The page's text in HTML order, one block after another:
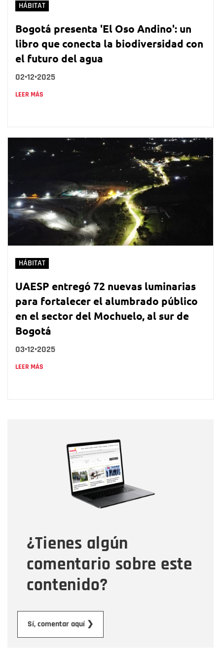
HÁBITAT
Bogotá presenta 'El Oso Andino': un
libro que conecta la biodiversidad con
el futuro del agua
02•12•2025
LEER MÁS
HÁBITAT
UAESP entregó 72 nuevas luminarias
para fortalecer el alumbrado público
en el sector del Mochuelo, al sur de
Bogotá
03•12•2025
LEER MÁS
¿Tienes algún
comentario sobre este
contenido?
Sí, comentar aquí ❯
Correo electrónico
Tipo de comentario
Mensaje